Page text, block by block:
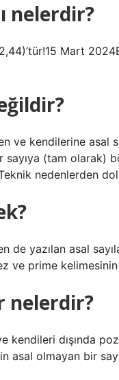
nelerdir?
Mart
ve kendilerine asal
sayıya (tam olarak)
nedenlerden
de yazılan asal
ve prime kelimesinin
nelerdir?
kendileri dışında
asal olmayan bir